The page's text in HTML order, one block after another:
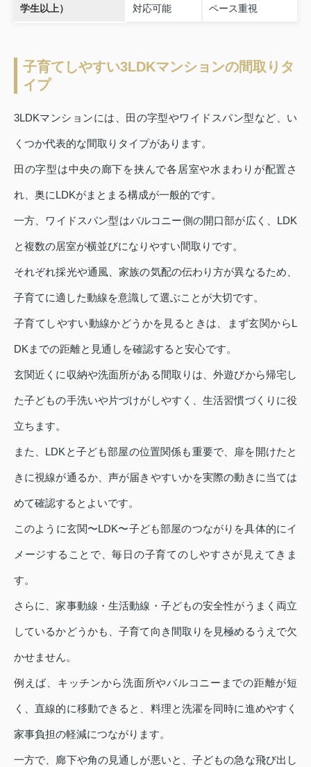
学生以上） 対応可能 ペース重視
子育てしやすい3LDKマンションの間取りタ
イプ
3LDKマンションには、田の字型やワイドスパン型など、い
くつか代表的な間取りタイプがあります。
田の字型は中央の廊下を挟んで各居室や水まわりが配置さ
れ、奥にLDKがまとまる構成が一般的です。
一方、ワイドスパン型はバルコニー側の開口部が広く、LDK
と複数の居室が横並びになりやすい間取りです。
それぞれ採光や通風、家族の気配の伝わり方が異なるため、
子育てに適した動線を意識して選ぶことが大切です。
子育てしやすい動線かどうかを見るときは、まず玄関からL
DKまでの距離と見通しを確認すると安心です。
玄関近くに収納や洗面所がある間取りは、外遊びから帰宅し
た子どもの手洗いや片づけがしやすく、生活習慣づくりに役
立ちます。
また、LDKと子ども部屋の位置関係も重要で、扉を開けたと
きに視線が通るか、声が届きやすいかを実際の動きに当ては
めて確認するとよいです。
このように玄関〜LDK〜子ども部屋のつながりを具体的にイ
メージすることで、毎日の子育てのしやすさが見えてきま
す。
さらに、家事動線・生活動線・子どもの安全性がうまく両立
しているかどうかも、子育て向き間取りを見極めるうえで欠
かせません。
例えば、キッチンから洗面所やバルコニーまでの距離が短
く、直線的に移動できると、料理と洗濯を同時に進めやすく
家事負担の軽減につながります。
一方で、廊下や角の見通しが悪いと、子どもの急な飛び出し